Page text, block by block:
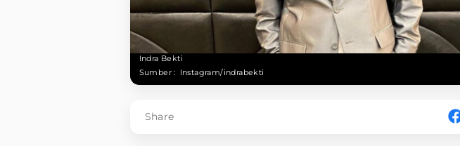
Indra Bekti
Sumber : Instagram/indrabekti
Share